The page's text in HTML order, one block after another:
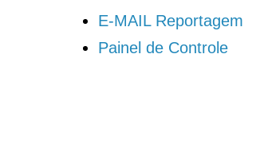
E-MAIL Reportagem
Painel de Controle